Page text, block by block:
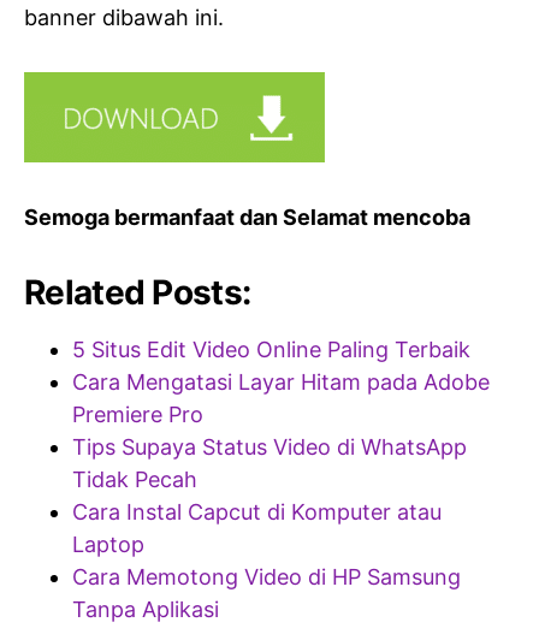
banner dibawah ini.
Semoga bermanfaat dan Selamat mencoba
Related Posts:
5 Situs Edit Video Online Paling Terbaik
Cara Mengatasi Layar Hitam pada Adobe
Premiere Pro
Tips Supaya Status Video di WhatsApp
Tidak Pecah
Cara Instal Capcut di Komputer atau
Laptop
Cara Memotong Video di HP Samsung
Tanpa Aplikasi